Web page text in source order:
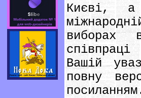
Києві, а
виборах
Вашій
повну